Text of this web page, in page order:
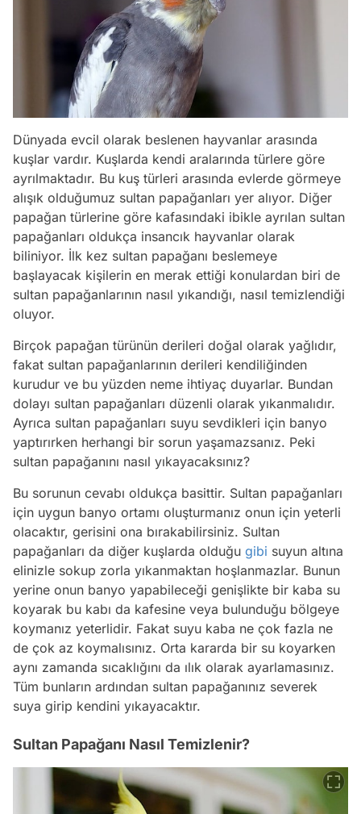
Dünyada evcil olarak beslenen hayvanlar arasında
kuşlar vardır. Kuşlarda kendi aralarında türlere göre
ayrılmaktadır. Bu kuş türleri arasında evlerde görmeye
alışık olduğumuz sultan papağanları yer alıyor. Diğer
papağan türlerine göre kafasındaki ibikle ayrılan sultan
papağanları oldukça insancık hayvanlar olarak
biliniyor. İlk kez sultan papağanı beslemeye
başlayacak kişilerin en merak ettiği konulardan biri de
sultan papağanlarının nasıl yıkandığı, nasıl temizlendiği
oluyor.
Birçok papağan türünün derileri doğal olarak yağlıdır,
fakat sultan papağanlarının derileri kendiliğinden
kurudur ve bu yüzden neme ihtiyaç duyarlar. Bundan
dolayı sultan papağanları düzenli olarak yıkanmalıdır.
Ayrıca sultan papağanları suyu sevdikleri için banyo
yaptırırken herhangi bir sorun yaşamazsanız. Peki
sultan papağanını nasıl yıkayacaksınız?
Bu sorunun cevabı oldukça basittir. Sultan papağanları
için uygun banyo ortamı oluşturmanız onun için yeterli
olacaktır, gerisini ona bırakabilirsiniz. Sultan
papağanları da diğer kuşlarda olduğu gibi suyun altına
elinizle sokup zorla yıkanmaktan hoşlanmazlar. Bunun
yerine onun banyo yapabileceği genişlikte bir kaba su
koyarak bu kabı da kafesine veya bulunduğu bölgeye
koymanız yeterlidir. Fakat suyu kaba ne çok fazla ne
de çok az koymalısınız. Orta kararda bir su koyarken
aynı zamanda sıcaklığını da ılık olarak ayarlamasınız.
Tüm bunların ardından sultan papağanınız severek
suya girip kendini yıkayacaktır.
Sultan Papağanı Nasıl Temizlenir?